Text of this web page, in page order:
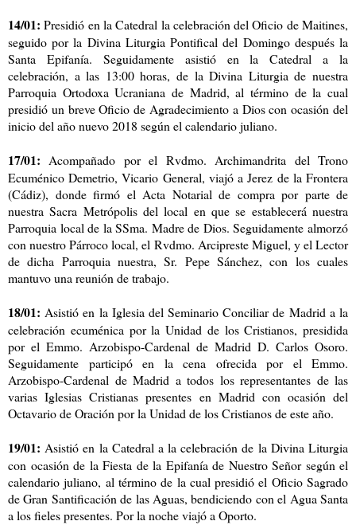
14/01:Presidió en la Catedral la celebración del Oficio de Maitines,
seguido por la Divina Liturgia Pontifical del Domingo después la
Santa Epifanía. Seguidamente asistió en la Catedral a la
celebración, a las 13:00 horas, de la Divina Liturgia de nuestra
Parroquia Ortodoxa Ucraniana de Madrid, al término de la cual
presidió un breve Oficio de Agradecimiento a Dios con ocasión del
inicio del año nuevo 2018 según el calendario juliano.
17/01:Acompañado por el Rvdmo. Archimandrita del Trono
Ecuménico Demetrio, Vicario General, viajó a Jerez de la Frontera
(Cádiz), donde firmó el Acta Notarial de compra por parte de
nuestra Sacra Metrópolis del local en que se establecerá nuestra
Parroquia local de la SSma. Madre de Dios. Seguidamente almorzó
con nuestro Párroco local, el Rvdmo. Arcipreste Miguel, y el Lector
de dicha Parroquia nuestra, Sr. Pepe Sánchez, con los cuales
mantuvo una reunión de trabajo.
18/01:Asistió en la Iglesia del Seminario Conciliar de Madrid a la
celebración ecuménica por la Unidad de los Cristianos, presidida
por el Emmo. Arzobispo-Cardenal de Madrid D. Carlos Osoro.
Seguidamente participó en la cena ofrecida por el Emmo.
Arzobispo-Cardenal de Madrid a todos los representantes de las
varias Iglesias Cristianas presentes en Madrid con ocasión del
Octavario de Oración por la Unidad de los Cristianos de este año.
19/01:Asistió en la Catedral a la celebración de la Divina Liturgia
con ocasión de la Fiesta de la Epifanía de Nuestro Señor según el
calendario juliano, al término de la cual presidió el Oficio Sagrado
de Gran Santificación de las Aguas, bendiciendo con el Agua Santa
a los fieles presentes. Por la noche viajó a Oporto.